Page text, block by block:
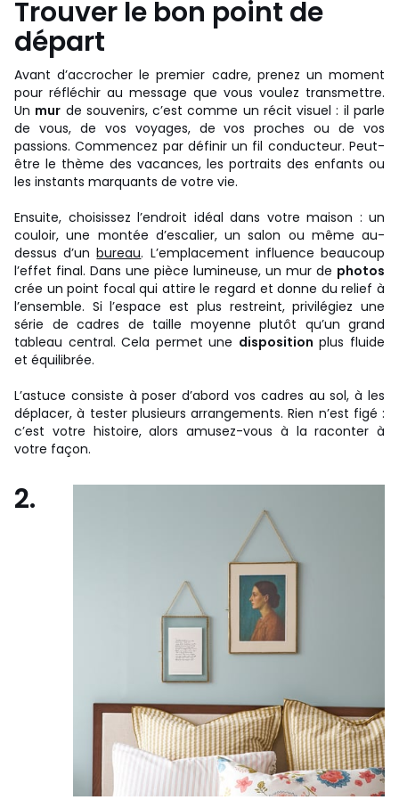
Trouver le bon point de
départ
Avant d’accrocher le premier cadre, prenez un moment
pour réfléchir au message que vous voulez transmettre.
Un mur de souvenirs, c’est comme un récit visuel : il parle
de vous, de vos voyages, de vos proches ou de vos
passions. Commencez par définir un fil conducteur. Peut-
être le thème des vacances, les portraits des enfants ou
les instants marquants de votre vie.
Ensuite, choisissez l’endroit idéal dans votre maison : un
couloir, une montée d’escalier, un salon ou même au-
dessus d’unbureau. L’emplacement influence beaucoup
l’effet final. Dans une pièce lumineuse, un mur de photos
crée un point focal qui attire le regard et donne du relief à
l’ensemble. Si l’espace est plus restreint, privilégiez une
série de cadres de taille moyenne plutôt qu’un grand
tableau central. Cela permet une disposition plus fluide
et équilibrée.
L’astuce consiste à poser d’abord vos cadres au sol, à les
déplacer, à tester plusieurs arrangements. Rien n’est figé :
c’est votre histoire, alors amusez-vous à la raconter à
votre façon.
2.